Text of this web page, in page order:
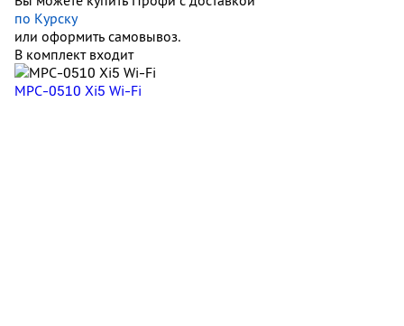
по Курску
или оформить самовывоз.
В комплект входит
MPC-0510 Xi5 Wi-Fi